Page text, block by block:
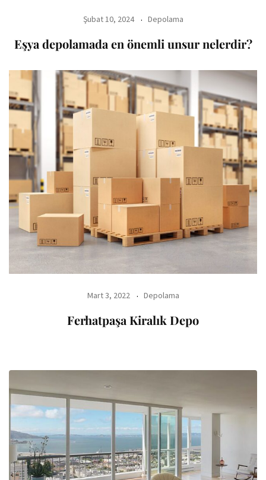
Şubat 10, 2024 Depolama
Eşya depolamada en önemli unsur nelerdir?
Mart 3, 2022 Depolama
Ferhatpaşa Kiralık Depo